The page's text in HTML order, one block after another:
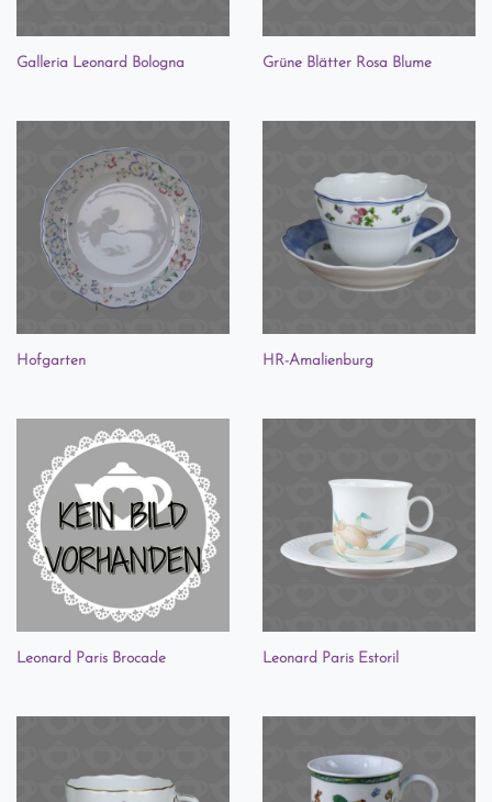
Galleria Leonard Bologna Grüne Blätter Rosa Blume
Hofgarten HR-Amalienburg
Leonard Paris Brocade Leonard Paris Estoril